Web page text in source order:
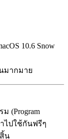
10.6 Snow
มากมาย
(Program
ไปใช้กันฟรีๆ
น